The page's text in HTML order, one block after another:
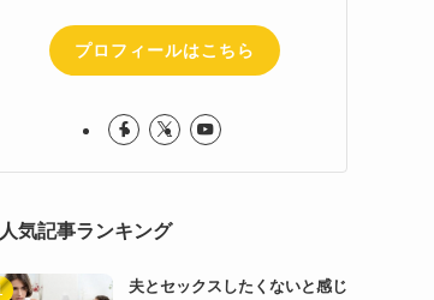
プロフィールはこちら
人気記事ランキング
夫とセックスしたくないと感じ